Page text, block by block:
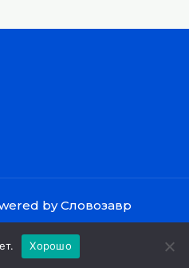
by Словозавр
Хорошо